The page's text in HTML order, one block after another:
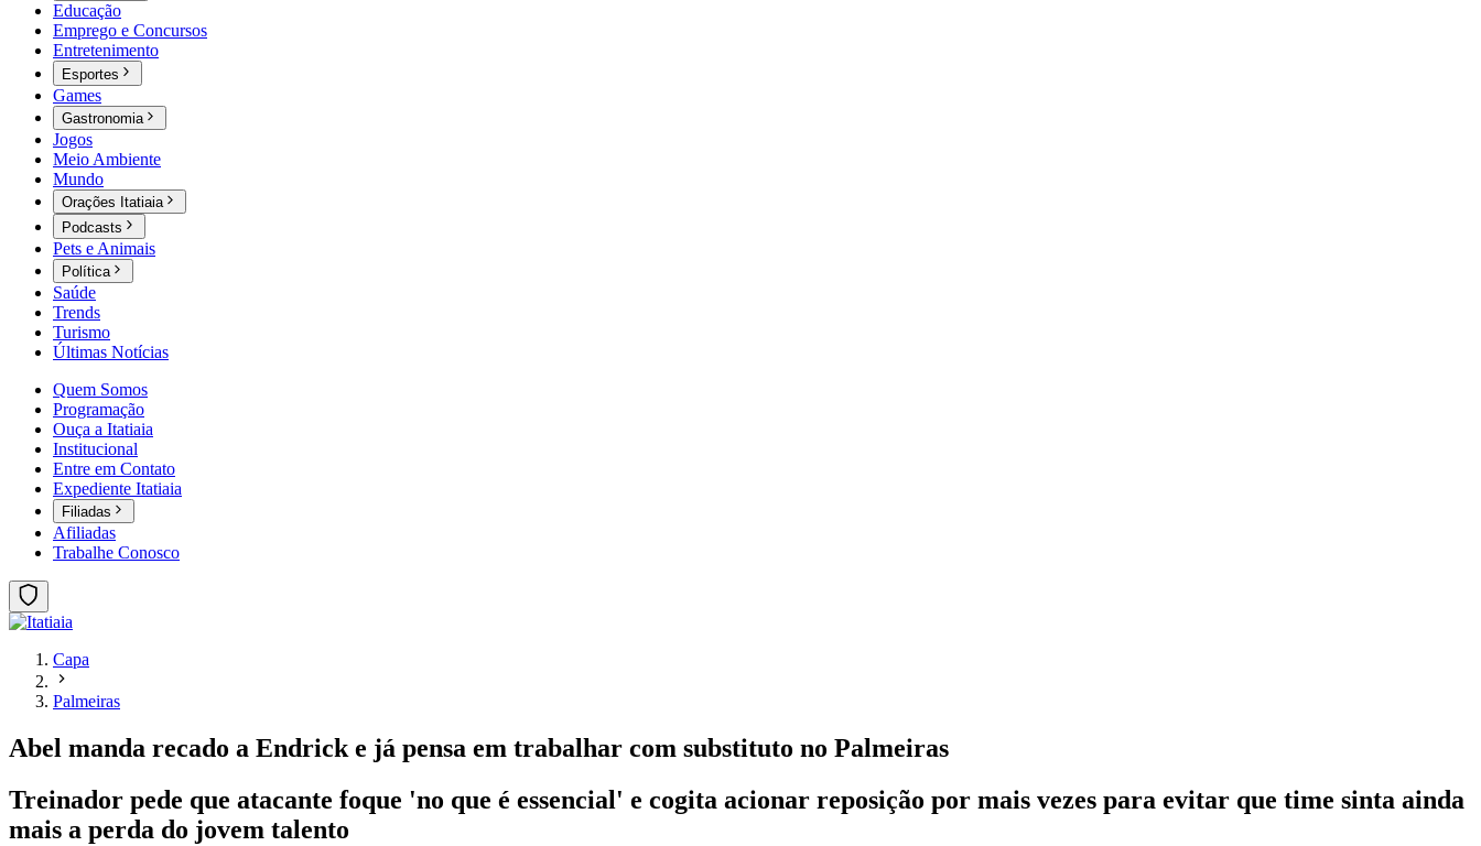
Educação
Emprego e Concursos
Entretenimento
Esportes
Games
Gastronomia
Jogos
Meio Ambiente
Mundo
Orações Itatiaia
Podcasts
Pets e Animais
Política
Saúde
Trends
Turismo
Últimas Notícias
Quem Somos
Programação
Ouça a Itatiaia
Institucional
Entre em Contato
Expediente Itatiaia
Filiadas
Afiliadas
Trabalhe Conosco
Capa
Palmeiras
Abel manda recado a Endrick e já pensa em trabalhar com substituto no Palmeiras
Treinador pede que atacante foque 'no que é essencial' e cogita acionar reposição por mais vezes para evitar que time sinta ainda
mais a perda do jovem talento